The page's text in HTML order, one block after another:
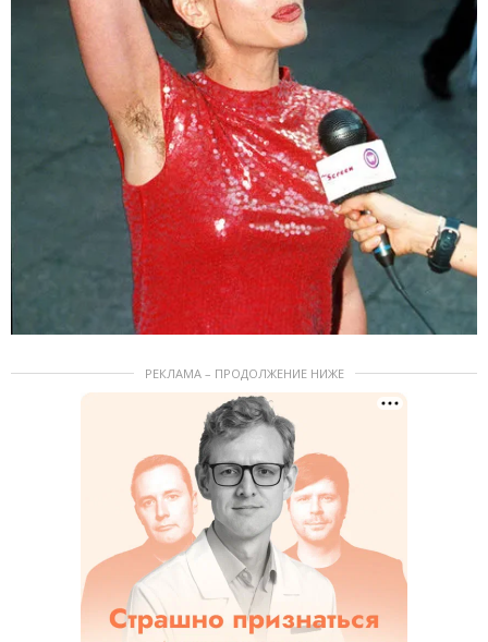
РЕКЛАМА – ПРОДОЛЖЕНИЕ НИЖЕ